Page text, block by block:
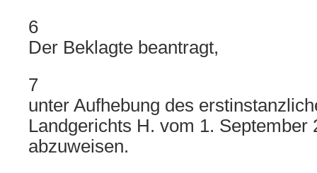
6
Der Beklagte beantragt,
7
unter Aufhebung des
Landgerichts H. vom 1. September
abzuweisen.